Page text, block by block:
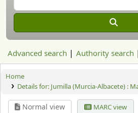
Advanced search Authority search
Home
Details for: Jumilla (Murcia-Albacete) :
Normal view MARC view